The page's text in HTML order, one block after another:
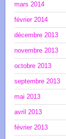
mars 2014
février 2014
décembre 2013
novembre 2013
octobre 2013
septembre 2013
mai 2013
avril 2013
février 2013